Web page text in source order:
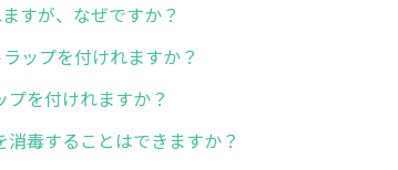
すが、なぜですか？
ップを付けれますか？
を付けれますか？
毒することはできますか？